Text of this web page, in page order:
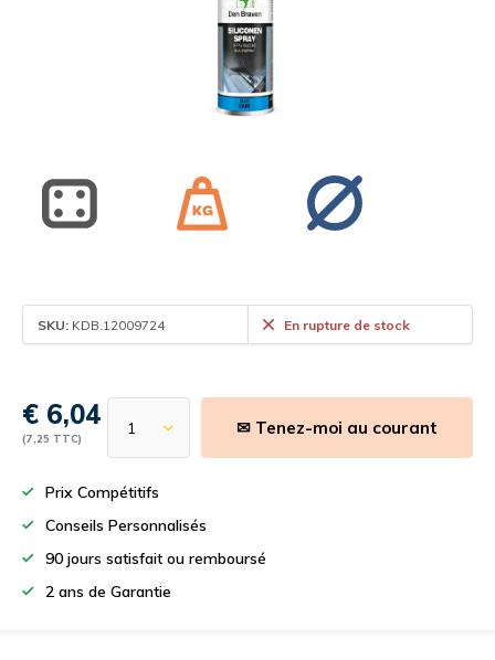
SKU: KDB.12009724 En rupture de stock
€ 6,04
(7,25 TTC)
✉ Tenez-moi au courant
Prix Compétitifs
Conseils Personnalisés
90 jours satisfait ou remboursé
2 ans de Garantie